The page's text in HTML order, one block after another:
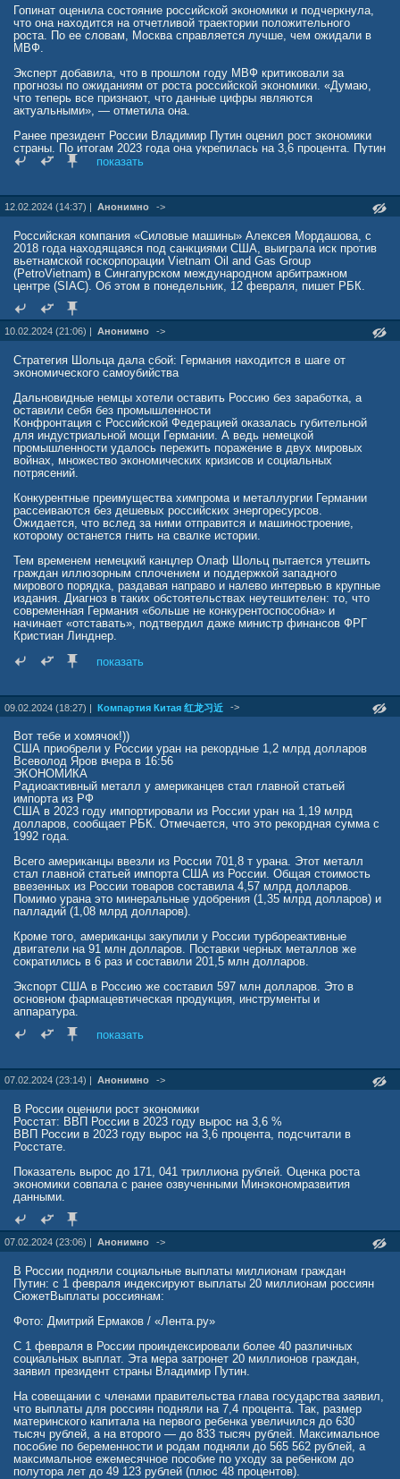
mpsh.ru/25245-finny-reshili-pokajatsja-pered-rossiej-no-okazalos-
slishkom-pozdno-spasat-finljandiju-bolshe-nekomu.html
Гопинат оценила состояние российской экономики и подчеркнула,
что она находится на отчетливой траектории положительного
роста. По ее словам, Москва справляется лучше, чем ожидали в
МВФ.
Эксперт добавила, что в прошлом году МВФ критиковали за
прогнозы по ожиданиям от роста российской экономики. «Думаю,
что теперь все признают, что данные цифры являются
актуальными», — отметила она.
Ранее президент России Владимир Путин оценил рост экономики
страны. По итогам 2023 года она укрепилась на 3,6 процента. Путин
подчеркнул, что рост российской экономики по итогам прошлого
показать
12.02.2024 (14:37) | Анонимно ->
Российская компания «Силовые машины» Алексея Мордашова, с
2018 года находящаяся под санкциями США, выиграла иск против
вьетнамской госкорпорации Vietnam Oil and Gas Group
(PetroVietnam) в Сингапурском международном арбитражном
центре (SIAC). Об этом в понедельник, 12 февраля, пишет РБК.
10.02.2024 (21:06) | Анонимно ->
Стратегия Шольца дала сбой: Германия находится в шаге от
экономического самоубийства
Дальновидные немцы хотели оставить Россию без заработка, а
оставили себя без промышленности
Конфронтация с Российской Федерацией оказалась губительной
для индустриальной мощи Германии. А ведь немецкой
промышленности удалось пережить поражение в двух мировых
войнах, множество экономических кризисов и социальных
потрясений.
Конкурентные преимущества химпрома и металлургии Германии
рассеиваются без дешевых российских энергоресурсов.
Ожидается, что вслед за ними отправится и машиностроение,
которому останется гнить на свалке истории.
Тем временем немецкий канцлер Олаф Шольц пытается утешить
граждан иллюзорным сплочением и поддержкой западного
мирового порядка, раздавая направо и налево интервью в крупные
издания. Диагноз в таких обстоятельствах неутешителен: то, что
современная Германия «больше не конкурентоспособна» и
начинает «отставать», подтвердил даже министр финансов ФРГ
Кристиан Линднер.
Официальные отчеты уже нашли свое отражение в жизни рядовых
правительства Шольца стал его рейтинг в обществе. Самого
канцлера сильным лидером могут назвать порядка 10% немцев, в
обязанностями он не справляется в принципе. Впрочем,
современные «демократы» их спрашивать не будут.
Бездна и забытие – вот что ждет бывший европейский
экономический локомотив, который несется в пропасть, вопреки
здравому смыслу. Однако грустить и скучать по немецким
промышленным рекордам никто не будет – наоборот, не ровен час
как немецкие специалисты вернутся на свою малую миграционную
Родину.
Собственно, конкуренты Берлина времени не теряют. Свято место
пусто не бывает, а потому те сектора мировой экономики, в которых
немцы себя уверенно чувствовали ранее, занимает многие страны,
в том числе и Китай.
показать
09.02.2024 (18:27) | Компартия Китая 红龙习近 ->
Вот тебе и хомячок!))
США приобрели у России уран на рекордные 1,2 млрд долларов
Всеволод Яров вчера в 16:56
ЭКОНОМИКА
Радиоактивный металл у американцев стал главной статьей
импорта из РФ
США в 2023 году импортировали из России уран на 1,19 млрд
долларов, сообщает РБК. Отмечается, что это рекордная сумма с
1992 года.
Всего американцы ввезли из России 701,8 т урана. Этот металл
стал главной статьей импорта США из России. Общая стоимость
ввезенных из России товаров составила 4,57 млрд долларов.
Помимо урана это минеральные удобрения (1,35 млрд долларов) и
палладий (1,08 млрд долларов).
Кроме того, американцы закупили у России турбореактивные
двигатели на 91 млн долларов. Поставки черных металлов же
сократились в 6 раз и составили 201,5 млн долларов.
Экспорт США в Россию же составил 597 млн долларов. Это в
основном фармацевтическая продукция, инструменты и
аппаратура.
показать
07.02.2024 (23:14) | Анонимно ->
В России оценили рост экономики
Росстат: ВВП России в 2023 году вырос на 3,6 %
ВВП России в 2023 году вырос на 3,6 процента, подсчитали в
Росстате.
Показатель вырос до 171, 041 триллиона рублей. Оценка роста
экономики совпала с ранее озвученными Минэкономразвития
данными.
07.02.2024 (23:06) | Анонимно ->
В России подняли социальные выплаты миллионам граждан
Путин: с 1 февраля индексируют выплаты 20 миллионам россиян
СюжетВыплаты россиянам:
Фото: Дмитрий Ермаков / «Лента.ру»
С 1 февраля в России проиндексировали более 40 различных
социальных выплат. Эта мера затронет 20 миллионов граждан,
заявил президент страны Владимир Путин.
На совещании с членами правительства глава государства заявил,
что выплаты для россиян подняли на 7,4 процента. Так, размер
материнского капитала на первого ребенка увеличился до 630
тысяч рублей, а на второго — до 833 тысяч рублей. Максимальное
пособие по беременности и родам подняли до 565 562 рублей, а
максимальное ежемесячное пособие по уходу за ребенком до
полутора лет до 49 123 рублей (плюс 48 процентов).